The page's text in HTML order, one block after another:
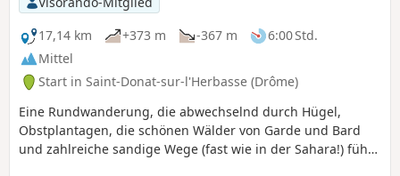
17,14 km
+373 m -367 m
6:00 Std.
Mittel
Start in Saint-Donat-sur-l'Herbasse (Drôme)
Eine Rundwanderung, die abwechselnd durch Hügel,
Obstplantagen, die schönen Wälder von Garde und Bard
und zahlreiche sandige Wege (fast wie in der Sahara!) führt